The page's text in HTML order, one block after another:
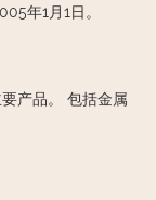
年1月1日。
产品。 包括金属